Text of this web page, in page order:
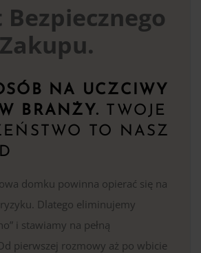
Zakupu.
NA UCZCIWY
BRANŻY.
TWOJE
TO NASZ
domku powinna opierać się na
Dlatego eliminujemy
i stawiamy na pełną
pierwszej rozmowy aż po wbicie